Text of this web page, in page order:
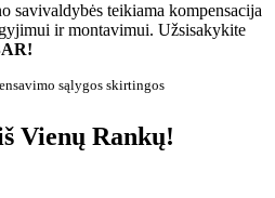
savivaldybės teikiama kompensacija
ir montavimui. Užsisakykite
sąlygos skirtingos
Vienų Rankų!